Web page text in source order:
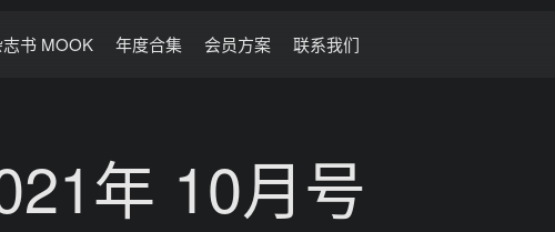
志书 MOOK 年度合集 会员方案 联系我们
年 10月号